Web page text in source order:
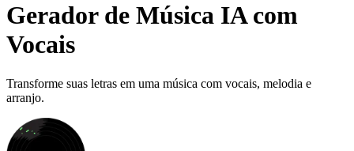
Gerador de Música IA com
Vocais
Transforme suas letras em uma música com vocais, melodia e
arranjo.